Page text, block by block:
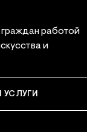
работой
и
УСЛУГИ